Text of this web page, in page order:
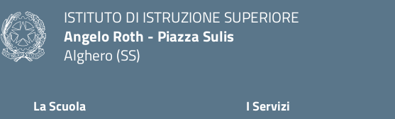
ISTITUTO DI ISTRUZIONE SUPERIORE
Angelo Roth - Piazza Sulis
Alghero (SS)
La Scuola I Servizi